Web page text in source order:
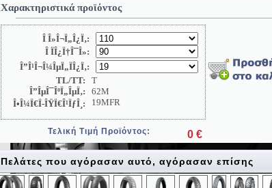
Χαρακτηριστικά προϊόντος
Î Î»Î¬Ï„Î¿Ï‚:
Î ÏÎ¿Ï†Î¯Î»:
Î”Î¹Î¬Î¼ÎµÏ„ÏÎ¿Ï‚:
TL/TT: T
Î”ÎµÎ¯ÎºÏ„ÎµÏ‚: 62M
Î•Î¼Ï€Ï-ÎŸÏ€Î¹ÏƒÎ¸: 19MFR
Τελική Τιμή Προϊόντος: 0 €
Πελάτες που αγόρασαν αυτό, αγόρασαν επίσης